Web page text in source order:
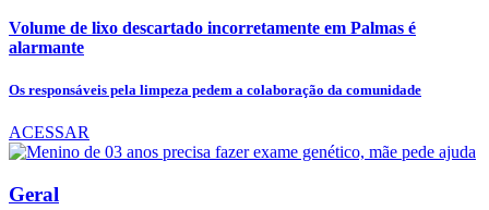
Volume de lixo descartado incorretamente em Palmas é
alarmante
Os responsáveis pela limpeza pedem a colaboração da comunidade
ACESSAR
Geral